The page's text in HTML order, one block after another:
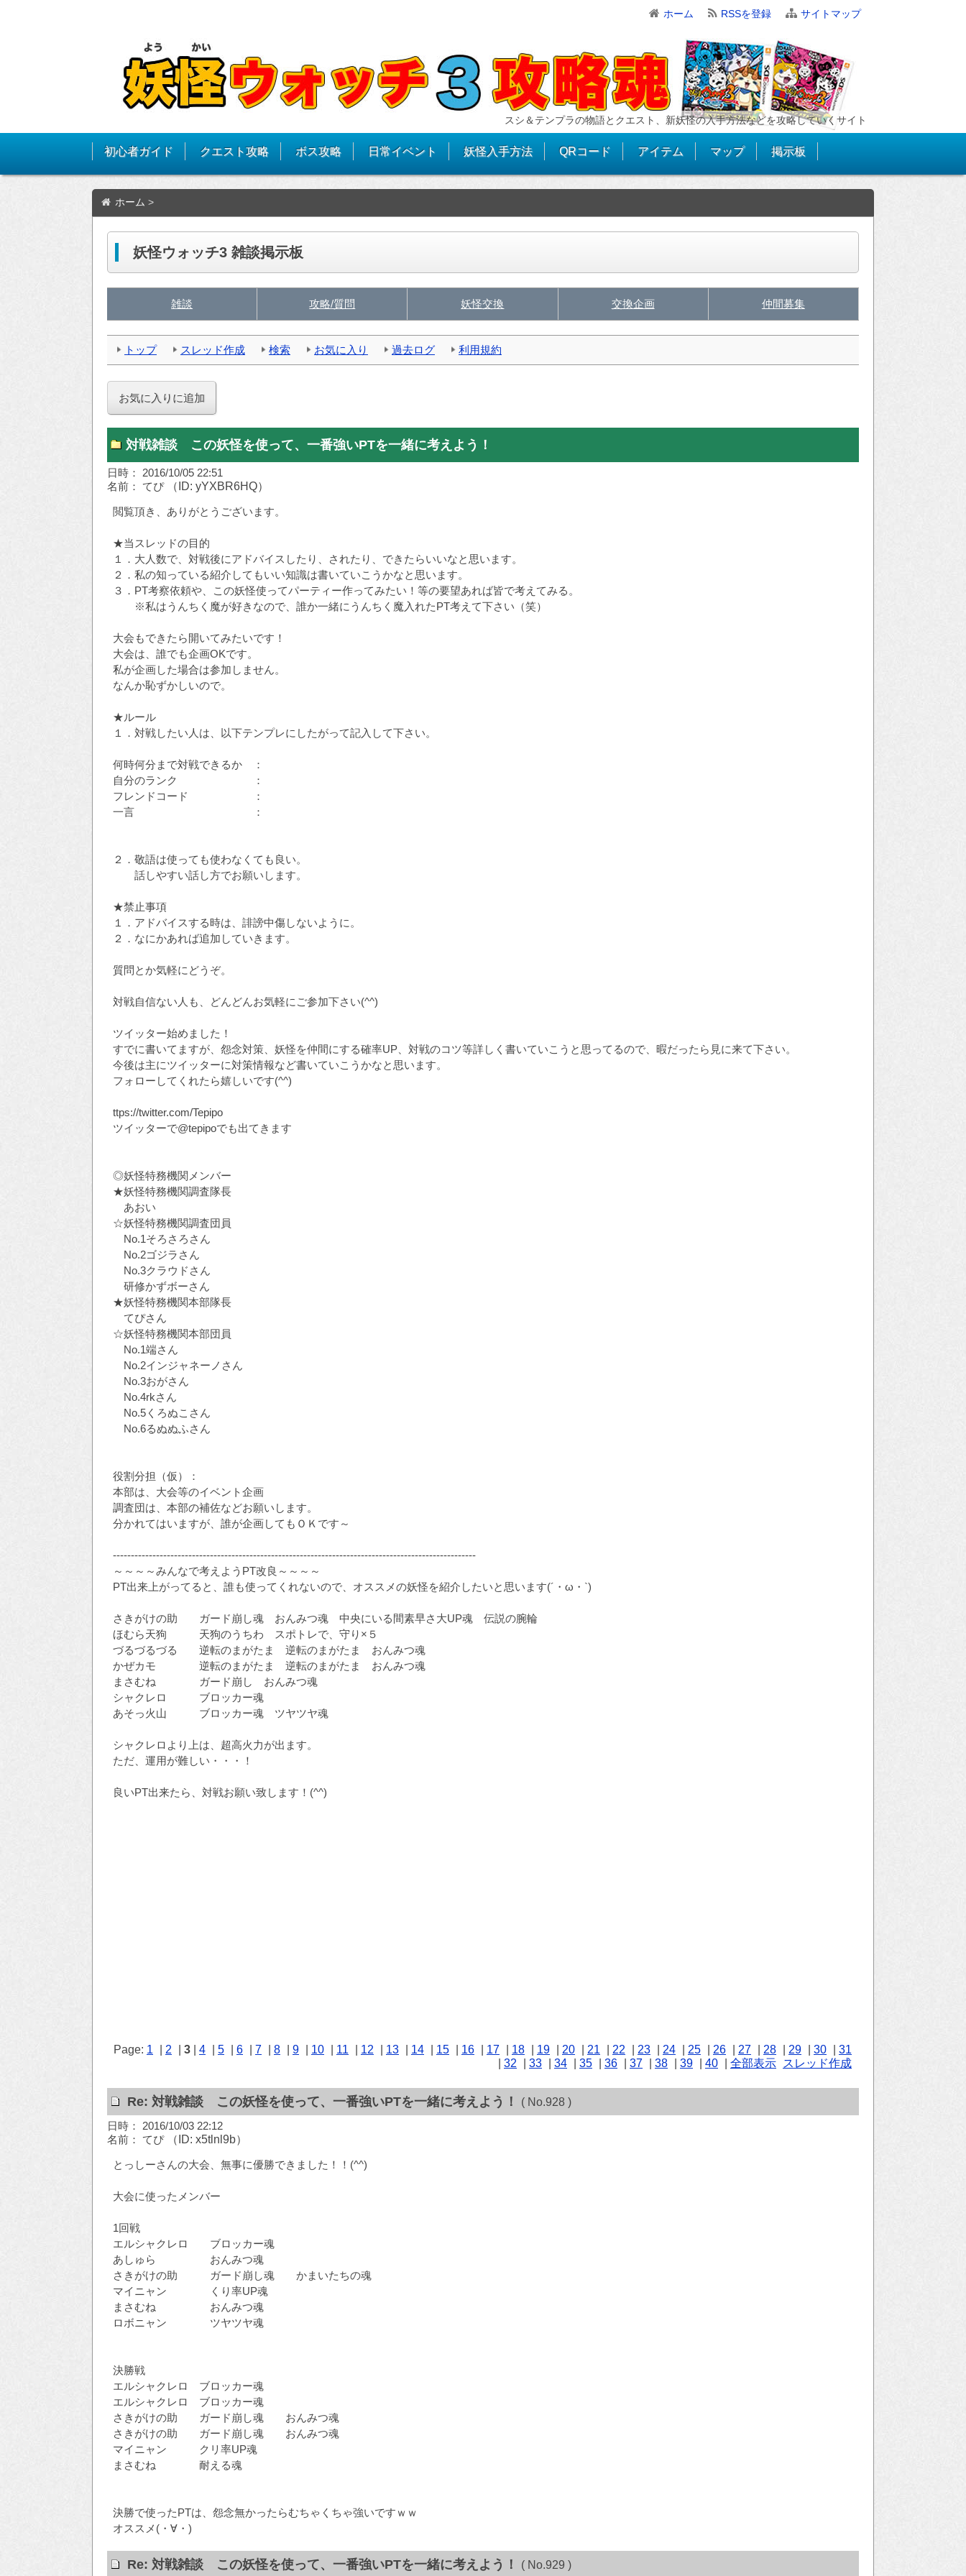
ホーム RSSを登録 サイトマップ
スシ＆テンプラの物語とクエスト、新妖怪の入手方法などを攻略していくサイト
初心者ガイド クエスト攻略 ボス攻略 日常イベント 妖怪入手方法 QRコード アイテム マップ 掲示板
ホーム >
妖怪ウォッチ3 雑談掲示板
雑談 攻略/質問 妖怪交換 交換企画 仲間募集
トップ スレッド作成 検索 お気に入り 過去ログ 利用規約
対戦雑談 この妖怪を使って、一番強いPTを一緒に考えよう！
日時： 2016/10/05 22:51
名前： てぴ
（ID: yYXBR6HQ）
閲覧頂き、ありがとうございます。
★当スレッドの目的
１．大人数で、対戦後にアドバイスしたり、されたり、できたらいいなと思います。
２．私の知っている紹介してもいい知識は書いていこうかなと思います。
３．PT考察依頼や、この妖怪使ってパーティー作ってみたい！等の要望あれば皆で考えてみる。
※私はうんちく魔が好きなので、誰か一緒にうんちく魔入れたPT考えて下さい（笑）
大会もできたら開いてみたいです！
大会は、誰でも企画OKです。
私が企画した場合は参加しません。
なんか恥ずかしいので。
★ルール
１．対戦したい人は、以下テンプレにしたがって記入して下さい。
何時何分まで対戦できるか ：
自分のランク ：
フレンドコード ：
一言 ：
２．敬語は使っても使わなくても良い。
話しやすい話し方でお願いします。
★禁止事項
１．アドバイスする時は、誹謗中傷しないように。
２．なにかあれば追加していきます。
質問とか気軽にどうぞ。
対戦自信ない人も、どんどんお気軽にご参加下さい(^^)
ツイッター始めました！
すでに書いてますが、怨念対策、妖怪を仲間にする確率UP、対戦のコツ等詳しく書いていこうと思ってるので、暇だったら見に来て下さい。
今後は主にツイッターに対策情報など書いていこうかなと思います。
フォローしてくれたら嬉しいです(^^)
ttps://twitter.com/Tepipo
ツイッターで@tepipoでも出てきます
◎妖怪特務機関メンバー
★妖怪特務機関調査隊長
あおい
☆妖怪特務機関調査団員
No.1そろさろさん
No.2ゴジラさん
No.3クラウドさん
研修かずボーさん
★妖怪特務機関本部隊長
てぴさん
☆妖怪特務機関本部団員
No.1端さん
No.2インジャネーノさん
No.3おがさん
No.4rkさん
No.5くろぬこさん
No.6るぬぬふさん
役割分担（仮）：
本部は、大会等のイベント企画
調査団は、本部の補佐などお願いします。
分かれてはいますが、誰が企画してもＯＫです～
-----------------------------------------------------------------------------------------------------
～～～～みんなで考えようPT改良～～～～
PT出来上がってると、誰も使ってくれないので、オススメの妖怪を紹介したいと思います(´・ω・`)
さきがけの助 ガード崩し魂 おんみつ魂 中央にいる間素早さ大UP魂 伝説の腕輪
ほむら天狗 天狗のうちわ スポトレで、守り×５
づるづるづる 逆転のまがたま 逆転のまがたま おんみつ魂
かぜカモ 逆転のまがたま 逆転のまがたま おんみつ魂
まさむね ガード崩し おんみつ魂
シャクレロ ブロッカー魂
あそっ火山 ブロッカー魂 ツヤツヤ魂
シャクレロより上は、超高火力が出ます。
ただ、運用が難しい・・・！
良いPT出来たら、対戦お願い致します！(^^)
Page: 1 2 3 4 5 6 7 8 9 10 11 12 13 14 15 16 17 18 19 20 21 22 23 24 25 26 27 28 29 30
31
32 33 34 35 36 37 38 39 40 全部表示 スレッド作成
Re: 対戦雑談 この妖怪を使って、一番強いPTを一緒に考えよう！
( No.928 )
日時： 2016/10/03 22:12
名前： てぴ
（ID: x5tlnl9b）
とっしーさんの大会、無事に優勝できました！！(^^)
大会に使ったメンバー
1回戦
エルシャクレロ ブロッカー魂
あしゅら おんみつ魂
さきがけの助 ガード崩し魂 かまいたちの魂
マイニャン くり率UP魂
まさむね おんみつ魂
ロボニャン ツヤツヤ魂
決勝戦
エルシャクレロ ブロッカー魂
エルシャクレロ ブロッカー魂
さきがけの助 ガード崩し魂 おんみつ魂
さきがけの助 ガード崩し魂 おんみつ魂
マイニャン クリ率UP魂
まさむね 耐える魂
決勝で使ったPTは、怨念無かったらむちゃくちゃ強いですｗｗ
オススメ(・∀・)
Re: 対戦雑談 この妖怪を使って、一番強いPTを一緒に考えよう！ ( No.929 )